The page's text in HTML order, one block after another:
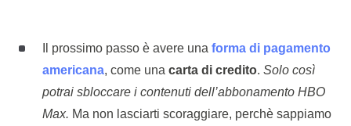
Il prossimo passo è avere una forma di pagamento
americana, come una carta di credito. Solo così
potrai sbloccare i contenuti dell’abbonamento HBO
Max. Ma non lasciarti scoraggiare, perchè sappiamo